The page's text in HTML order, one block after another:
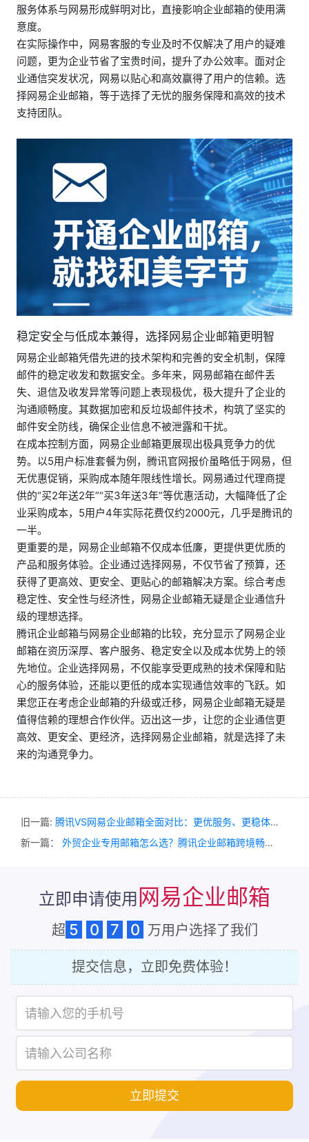
服务体系与网易形成鲜明对比，直接影响企业邮箱的使用满
意度。
在实际操作中，网易客服的专业及时不仅解决了用户的疑难
问题，更为企业节省了宝贵时间，提升了办公效率。面对企
业通信突发状况，网易以贴心和高效赢得了用户的信赖。选
择网易企业邮箱，等于选择了无忧的服务保障和高效的技术
支持团队。
稳定安全与低成本兼得，选择网易企业邮箱更明智
网易企业邮箱凭借先进的技术架构和完善的安全机制，保障
邮件的稳定收发和数据安全。多年来，网易邮箱在邮件丢
失、退信及收发异常等问题上表现极优，极大提升了企业的
沟通顺畅度。其数据加密和反垃圾邮件技术，构筑了坚实的
邮件安全防线，确保企业信息不被泄露和干扰。
在成本控制方面，网易企业邮箱更展现出极具竞争力的优
势。以5用户标准套餐为例，腾讯官网报价虽略低于网易，但
无优惠促销，采购成本随年限线性增长。网易通过代理商提
供的“买2年送2年”“买3年送3年”等优惠活动，大幅降低了企
业采购成本，5用户4年实际花费仅约2000元，几乎是腾讯的
一半。
更重要的是，网易企业邮箱不仅成本低廉，更提供更优质的
产品和服务体验。企业通过选择网易，不仅节省了预算，还
获得了更高效、更安全、更贴心的邮箱解决方案。综合考虑
稳定性、安全性与经济性，网易企业邮箱无疑是企业通信升
级的理想选择。
腾讯企业邮箱与网易企业邮箱的比较，充分显示了网易企业
邮箱在资历深厚、客户服务、稳定安全以及成本优势上的领
先地位。企业选择网易，不仅能享受更成熟的技术保障和贴
心的服务体验，还能以更低的成本实现通信效率的飞跃。如
果您正在考虑企业邮箱的升级或迁移，网易企业邮箱无疑是
值得信赖的理想合作伙伴。迈出这一步，让您的企业通信更
高效、更安全、更经济，选择网易企业邮箱，就是选择了未
来的沟通竞争力。
旧一篇: 腾讯VS网易企业邮箱全面对比：更优服务、更稳体验、低成本迁移秘诀揭秘！
新一篇： 外贸企业专用邮箱怎么选？腾讯企业邮箱跨境畅通，和美字节专业护航
立即申请使用 网易企业邮箱
超 5 0 7 0 万用户选择了我们
提交信息，立即免费体验！
立即提交